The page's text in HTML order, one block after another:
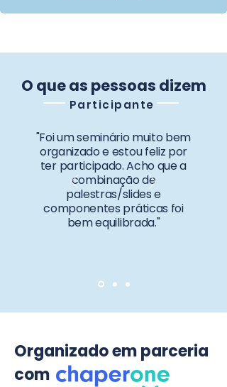
O que as pessoas dizem
Participante
"Foi um seminário muito bem
organizado e estou feliz por
ter participado. Acho que a
combinação de
palestras/slides e
componentes práticas foi
bem equilibrada."
Organizado em parceria
com